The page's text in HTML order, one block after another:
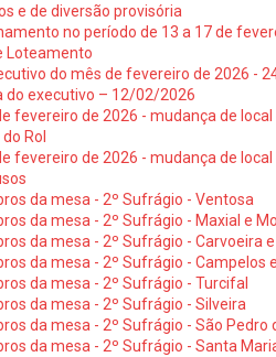
e de diversão provisória
no período de 13 a 17 de
Loteamento
do mês de fevereiro de 2026 -
do executivo – 12/02/2026
fevereiro de 2026 - mudança de
Rol
fevereiro de 2026 - mudança de
da mesa - 2º Sufrágio - Ventosa
da mesa - 2º Sufrágio - Maxial e
da mesa - 2º Sufrágio - Carvoeira
da mesa - 2º Sufrágio - Campelos
da mesa - 2º Sufrágio - Turcifal
da mesa - 2º Sufrágio - Silveira
da mesa - 2º Sufrágio - São Pedro
da mesa - 2º Sufrágio - Santa